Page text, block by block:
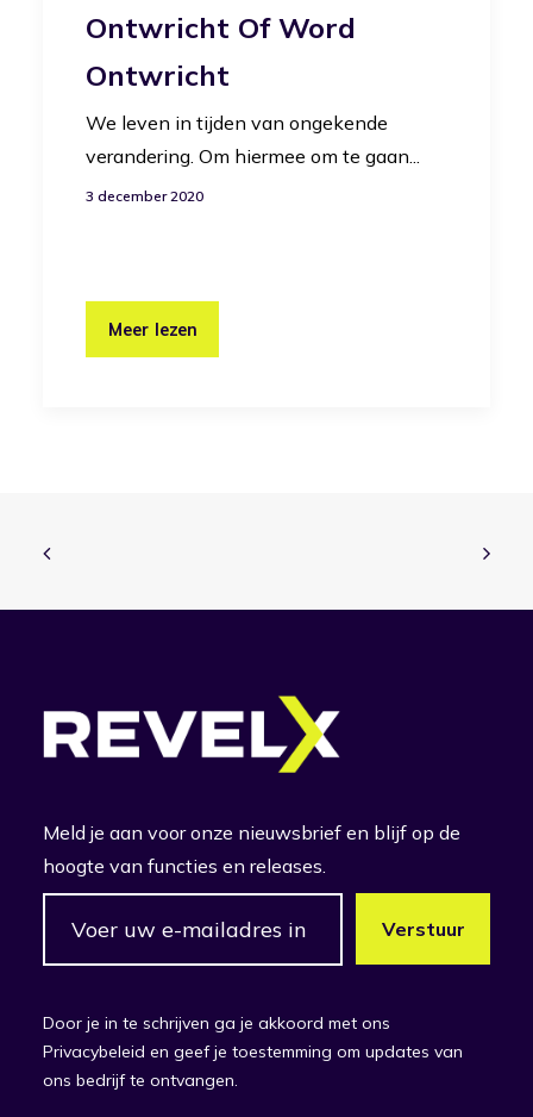
Ontwricht Of Word
Ontwricht
We leven in tijden van ongekende
verandering. Om hiermee om te gaan...
3 december 2020
Meer lezen
Meld je aan voor onze nieuwsbrief en blijf op de
hoogte van functies en releases.
Door je in te schrijven ga je akkoord met ons
Privacybeleid en geef je toestemming om updates van
ons bedrijf te ontvangen.